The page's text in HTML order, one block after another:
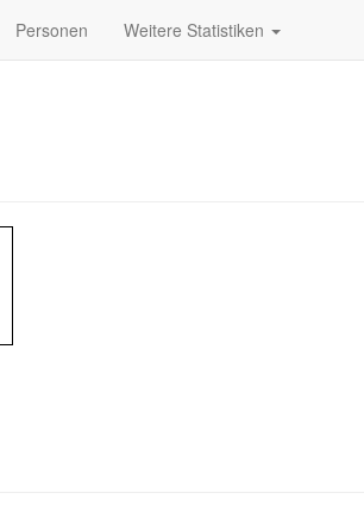
Personen Weitere Statistiken